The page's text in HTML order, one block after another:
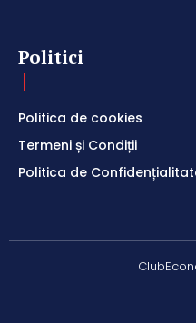
Politici
Politica de cookies
Termeni și Condiții
Politica de